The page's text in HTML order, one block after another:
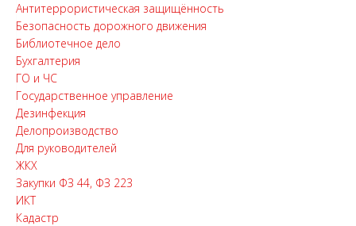
Антитеррористическая защищённость
Безопасность дорожного движения
Библиотечное дело
Бухгалтерия
ГО и ЧС
Государственное управление
Дезинфекция
Делопроизводство
Для руководителей
ЖКХ
Закупки ФЗ 44, ФЗ 223
ИКТ
Кадастр